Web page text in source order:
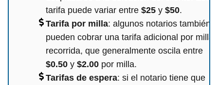
tarifa puede variar entre $25 y $50.
Tarifa por milla: algunos notarios también
pueden cobrar una tarifa adicional por milla
recorrida, que generalmente oscila entre
$0.50 y $2.00 por milla.
Tarifas de espera: si el notario tiene que